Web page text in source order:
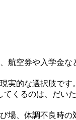
航空券や入学金
実的な選択肢です。
くるのは、だい
、体調不良時の